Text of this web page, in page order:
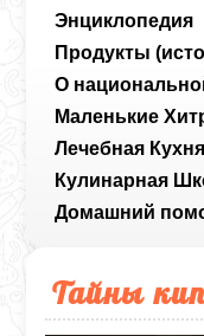
Энциклопедия
Продукты
О
Маленькие
Лечебная Кухня
Кулинарная
Домашний
Тайны